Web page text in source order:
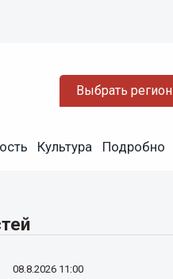
Выбрать регион
Культура Подробно
08.8.2026 11:00